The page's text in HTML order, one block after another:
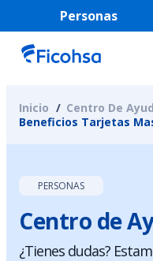
Personas
Inicio Centro De
Beneficios Tarjetas
PERSONAS
Centro de
¿Tienes dudas?